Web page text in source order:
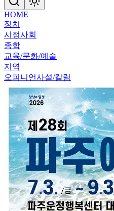
HOME
정치
시정사회
종합
교육/문화/예술
지역
오피니언사설/칼럼